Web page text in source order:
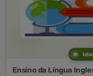
Ensino da Língua